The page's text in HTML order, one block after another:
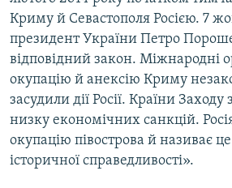
Криму й Севастополя Росією. 7
президент України Петро
відповідний закон. Міжнародні
окупацію й анексію Криму
засудили дії Росії. Країни
низку економічних санкцій.
окупацію півострова й називає
історичної справедливості».